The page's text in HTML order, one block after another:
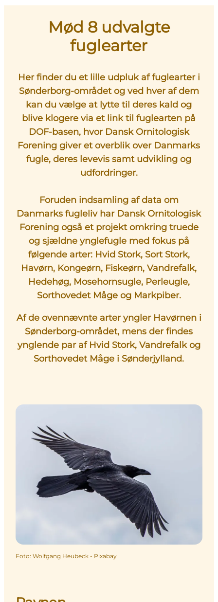
Mød 8 udvalgte
fuglearter
Her finder du et lille udpluk af fuglearter i
Sønderborg-området og ved hver af dem
kan du vælge at lytte til deres kald og
blive klogere via et link til fuglearten på
DOF-basen, hvor Dansk Ornitologisk
Forening giver et overblik over Danmarks
fugle, deres levevis samt udvikling og
udfordringer.
Foruden indsamling af data om
Danmarks fugleliv har Dansk Ornitologisk
Forening også et projekt omkring truede
og sjældne ynglefugle med fokus på
følgende arter: Hvid Stork, Sort Stork,
Havørn, Kongeørn, Fiskeørn, Vandrefalk,
Hedehøg, Mosehornsugle, Perleugle,
Sorthovedet Måge og Markpiber.
Af de ovennævnte arter yngler Havørnen i
Sønderborg-området, mens der findes
ynglende par af Hvid Stork, Vandrefalk og
Sorthovedet Måge i Sønderjylland.
Foto: Wolfgang Heubeck - Pixabay